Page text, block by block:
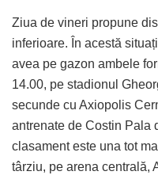
Ziua de vineri propune
inferioare. În acestă
avea pe gazon ambele
14.00, pe stadionul
secunde cu Axiopolis
antrenate de Costin Pala
clasament este una tot
târziu, pe arena centrală,